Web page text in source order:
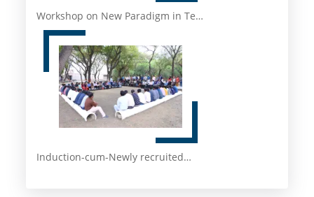
Workshop on New Paradigm in Te…
Induction-cum-Newly recruited…